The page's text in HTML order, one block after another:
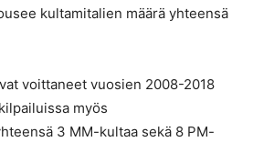
kultamitalien määrä yhteensä
voittaneet vuosien 2008-2018
myös
3 MM-kultaa sekä 8 PM-